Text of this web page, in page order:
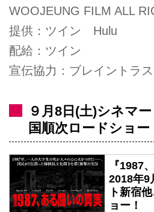
WOOJEUNG FILM ALL
提供：ツイン Hulu
配給：ツイン
宣伝協力：ブレイントラス
９月8日(土)シネマ
国順次ロード
『1987
2018年9
ト新宿
ョー！